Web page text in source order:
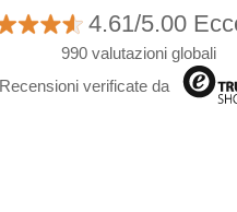
4.61/5.00
990 valutazioni globali
Recensioni verificate da